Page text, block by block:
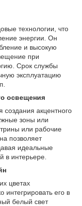
технологии, что
энергии. Он
и высокую
при
Срок службы
эксплуатацию
освещения
создания акцентного
зоны или
или рабочие
позволяет
идеальные
в интерьере.
цветах
интегрировать его в
белый свет